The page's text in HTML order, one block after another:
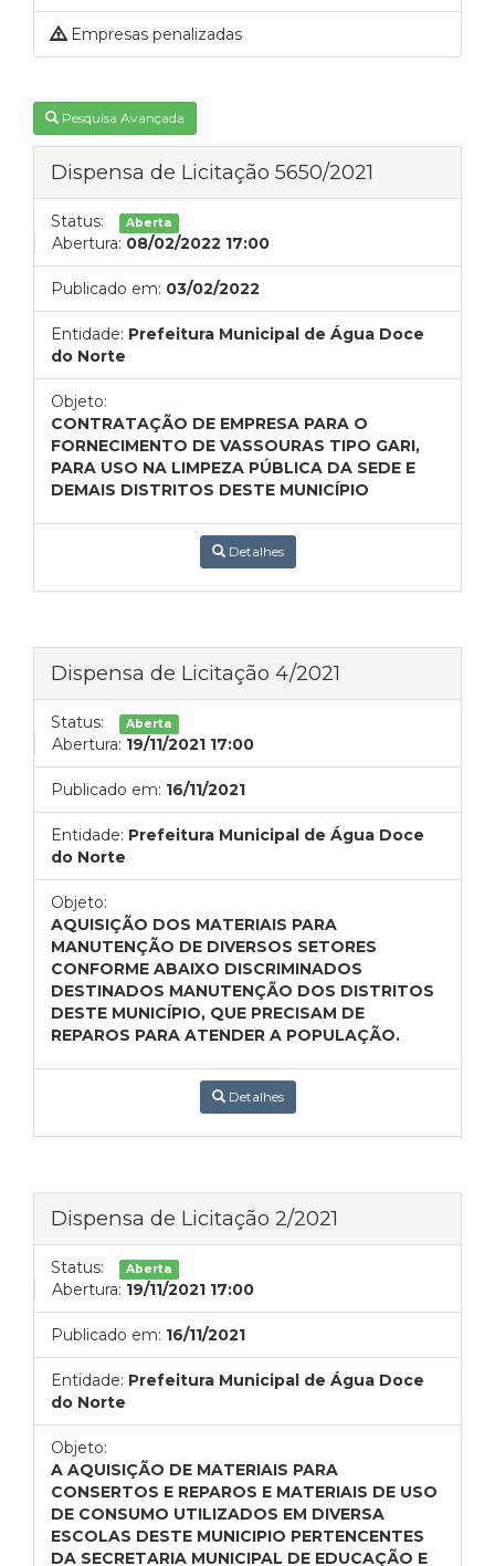
Empresas penalizadas
Pesquisa Avançada
Dispensa de Licitação 5650/2021
Status: Aberta
Abertura: 08/02/2022 17:00
Publicado em: 03/02/2022
Entidade: Prefeitura Municipal de Água Doce
do Norte
Objeto:
CONTRATAÇÃO DE EMPRESA PARA O
FORNECIMENTO DE VASSOURAS TIPO GARI,
PARA USO NA LIMPEZA PÚBLICA DA SEDE E
DEMAIS DISTRITOS DESTE MUNICÍPIO
Detalhes
Dispensa de Licitação 4/2021
Status: Aberta
Abertura: 19/11/2021 17:00
Publicado em: 16/11/2021
Entidade: Prefeitura Municipal de Água Doce
do Norte
Objeto:
AQUISIÇÃO DOS MATERIAIS PARA
MANUTENÇÃO DE DIVERSOS SETORES
CONFORME ABAIXO DISCRIMINADOS
DESTINADOS MANUTENÇÃO DOS DISTRITOS
DESTE MUNICÍPIO, QUE PRECISAM DE
REPAROS PARA ATENDER A POPULAÇÃO.
Detalhes
Dispensa de Licitação 2/2021
Status: Aberta
Abertura: 19/11/2021 17:00
Publicado em: 16/11/2021
Entidade: Prefeitura Municipal de Água Doce
do Norte
Objeto:
A AQUISIÇÃO DE MATERIAIS PARA
CONSERTOS E REPAROS E MATERIAIS DE USO
DE CONSUMO UTILIZADOS EM DIVERSA
ESCOLAS DESTE MUNICIPIO PERTENCENTES
DA SECRETARIA MUNICIPAL DE EDUCAÇÃO E